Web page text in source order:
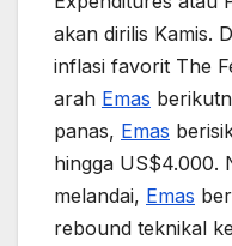
akan dirilis Kamis.
inflasi favorit The
arah Emas
panas, Emas
hingga US$4.000.
melandai, Emas
rebound teknikal